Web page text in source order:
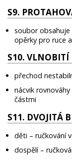
S9.
soubor obsahuje
opěrky pro ruce
S10. VLNOBITÍ
přechod
nácvik
částmi
S11. DVOJITÁ
děti – ručkování
dospělí –